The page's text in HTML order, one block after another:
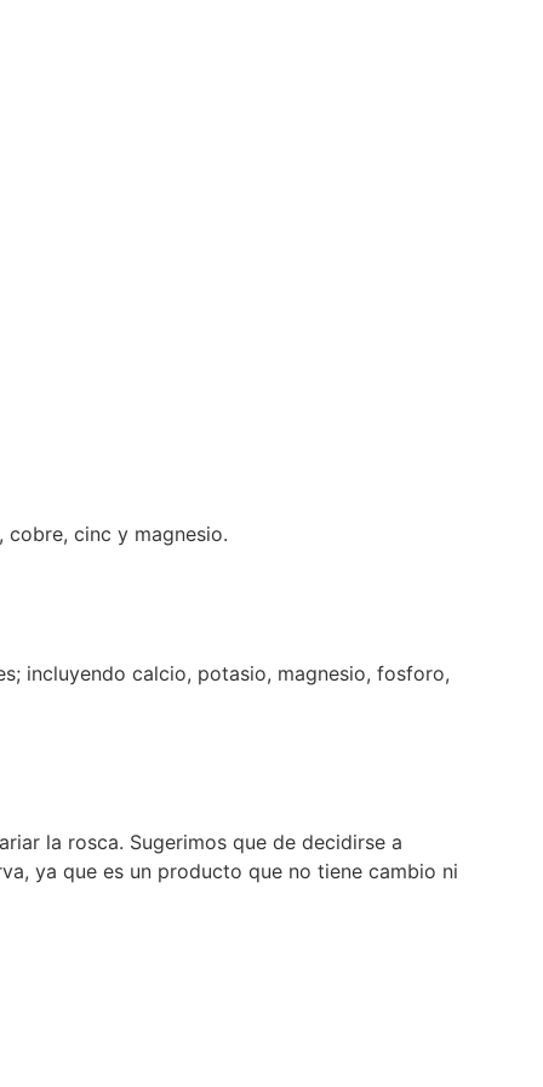
cobre, cinc y magnesio.
incluyendo calcio, potasio, magnesio, fosforo,
la rosca. Sugerimos que de decidirse a
ya que es un producto que no tiene cambio ni